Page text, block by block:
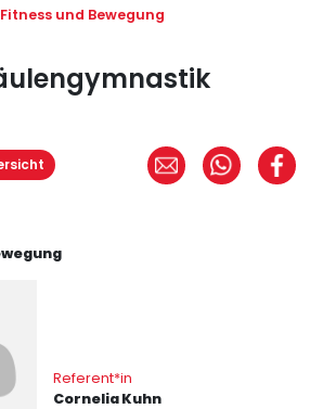
Fitness und Bewegung
Referent*in
Cornelia Kuhn